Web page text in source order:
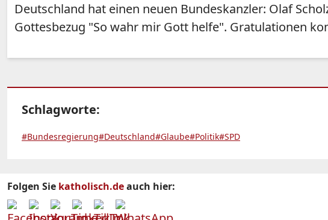
Deutschland hat einen neuen Bundeskanzler: Olaf
Gottesbezug "So wahr mir Gott helfe". Gratulationen
Schlagworte:
#Bundesregierung#Deutschland#Glaube#Politik#SPD
Folgen Sie katholisch.deauch hier: